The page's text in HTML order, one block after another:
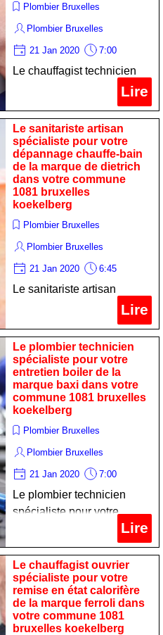
Plombier Bruxelles
Plombier Bruxelles
21 Jan 2020 7:00
Le chauffagist technicien
maintenance chauffe-eau
de la marque de dietrich
dans votre commune 1081
bruxelles koekelberg
Lire
Le sanitariste artisan
spécialiste pour votre
dépannage chauffe-bain
de la marque de dietrich
dans votre commune
1081 bruxelles
koekelberg
Plombier Bruxelles
Plombier Bruxelles
21 Jan 2020 6:45
Le sanitariste artisan
dépannage chauffe-bain de
la marque de dietrich dans
votre commune 1081
bruxelles koekelberg
Lire
Le plombier technicien
spécialiste pour votre
entretien boiler de la
marque baxi dans votre
commune 1081 bruxelles
koekelberg
Plombier Bruxelles
Plombier Bruxelles
21 Jan 2020 7:00
Le plombier technicien
spécialiste pour votre
marque baxi dans votre
commune 1081 bruxelles
koekelberg
Lire
Le chauffagist ouvrier
spécialiste pour votre
remise en état calorifère
de la marque ferroli dans
votre commune 1081
bruxelles koekelberg